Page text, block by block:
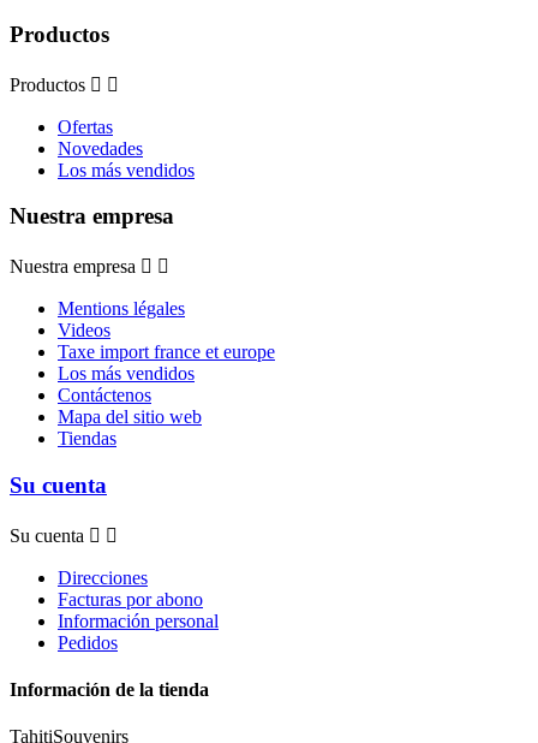
Productos
Productos  
Ofertas
Novedades
Los más vendidos
Nuestra empresa
Nuestra empresa  
Mentions légales
Videos
Taxe import france et europe
Los más vendidos
Contáctenos
Mapa del sitio web
Tiendas
Su cuenta
Su cuenta  
Direcciones
Facturas por abono
Información personal
Pedidos
Información de la tienda
TahitiSouvenirs